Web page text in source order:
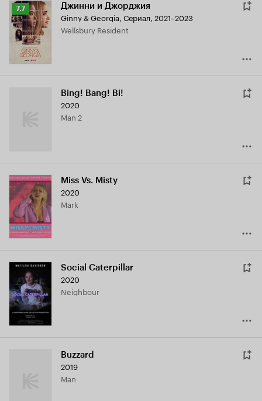
Рейтинг
Кинопоиска
7.7
7.7 Джинни и Джорджия
Ginny & Georgia, Сериал, 2021–2023
Wellsbury Resident
Bing! Bang! Bi!
2020
Man 2
Miss Vs. Misty
2020
Mark
Social Caterpillar
2020
Neighbour
Buzzard
2019
Man